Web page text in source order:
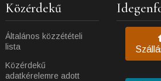
Közérdekű
Általános közzétételi
lista
Közérdekű
adatkérelemre adott